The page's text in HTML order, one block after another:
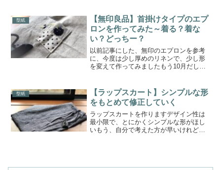
類がありますので...
型紙
【無印良品】首掛けタイプのエプ
ロンを作ってみた～着る？着な
い？どっちー？
以前記事にした、無印のエプロンを参考
に、今度は少し厚めのリネンで、少し形
を変えて作ってみましたもう10月だしね
掛けタイプにしましたよってひも通し穴
はなし三つ...
型紙
【ラップスカート】シンプルな形
をもとめて修正していく
ラップスカートを作りますデザイン性は
最小限で、とにかくシンプルな形がほし
いもう、自分で考えた方が早いけれどし